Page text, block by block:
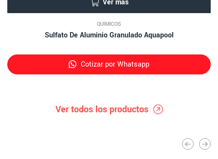
Ver más
QUÍMICOS
Sulfato De Aluminio Granulado Aquapool
Cotizar por Whatsapp
Ver todos los productos